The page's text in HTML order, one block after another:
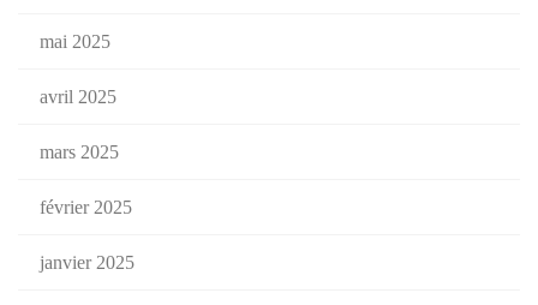
mai 2025
avril 2025
mars 2025
février 2025
janvier 2025